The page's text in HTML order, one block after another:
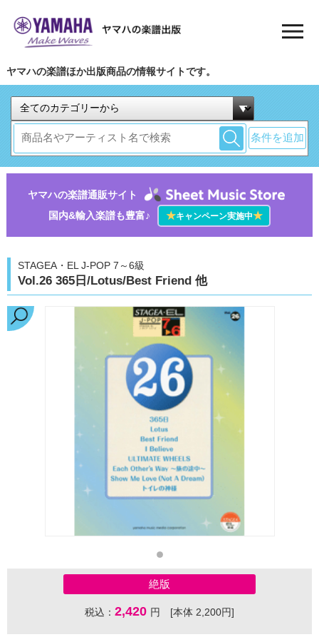
ヤマハの楽譜ほか出版商品の情報サイトです。
条件を追加
ヤマハの楽譜通販サイト
国内&輸入楽譜も豊富♪
★キャンペーン実施中★
STAGEA・EL J-POP 7～6級
Vol.26 365日/Lotus/Best Friend 他
絶版
税込： 2,420 円 [本体 2,200円]